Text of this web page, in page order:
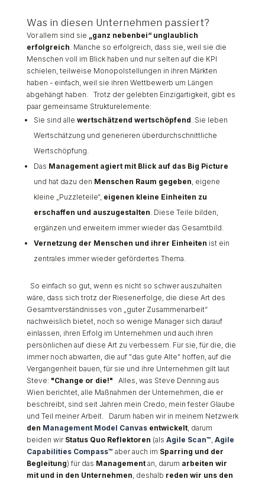
Was in diesen Unternehmen passiert?
Vor allem sind sie „ganz nebenbei“ unglaublich
erfolgreich. Manche so erfolgreich, dass sie, weil sie die
Menschen voll im Blick haben und nur selten auf die KPI
schielen, teilweise Monopolstellungen in ihren Märkten
haben - einfach, weil sie ihren Wettbewerb um Längen
abgehängt haben. Trotz der gelebten Einzigartigkeit, gibt es
paar gemeinsame Strukturelemente:
Sie sind alle wertschätzend wertschöpfend. Sie leben
Wertschätzung und generieren überdurchschnittliche
Wertschöpfung.
Das Management agiert mit Blick auf das Big Picture
und hat dazu den Menschen Raum gegeben, eigene
kleine „Puzzleteile“, eigenen kleine Einheiten zu
erschaffen und auszugestalten. Diese Teile bilden,
ergänzen und erweitern immer wieder das Gesamtbild.
Vernetzung der Menschen und ihrer Einheiten ist ein
zentrales immer wieder gefördertes Thema.
So einfach so gut, wenn es nicht so schwer auszuhalten
wäre, dass sich trotz der Riesenerfolge, die diese Art des
Gesamtverständnisses von „guter Zusammenarbeit“
nachweislich bietet, noch so wenige Manager sich darauf
einlassen, ihren Erfolg im Unternehmen und auch ihren
persönlichen auf diese Art zu verbessern. Für sie, für die, die
immer noch abwarten, die auf "das gute Alte" hoffen, auf die
Vergangenheit bauen, für sie und ihre Unternehmen gilt laut
Steve: "Change or die!" Alles, was Steve Denning aus
Wien berichtet, alle Maßnahmen der Unternehmen, die er
beschreibt, sind seit Jahren mein Credo, mein fester Glaube
und Teil meiner Arbeit. Darum haben wir in meinem Netzwerk
den Management Model Canvasentwickelt, darum
beiden wir Status Quo Reflektoren (als Agile Scan™, Agile
Capabilities Compass™ aber auch im Sparring und der
Begleitung) für das Management an, darum arbeiten wir
mit und in den Unternehmen, deshalb reden wir uns den